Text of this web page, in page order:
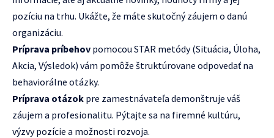
pozíciu na trhu. Ukážte, že máte skutočný záujem o danú
organizáciu.
Príprava príbehov pomocou STAR metódy (Situácia, Úloha,
Akcia, Výsledok) vám pomôže štruktúrovane odpovedať na
behaviorálne otázky.
Príprava otázok pre zamestnávateľa demonštruje váš
záujem a profesionalitu. Pýtajte sa na firemné kultúru,
výzvy pozície a možnosti rozvoja.